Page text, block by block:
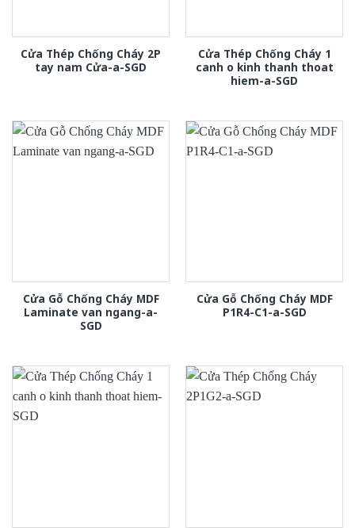
Cửa Thép Chống Cháy 2P
tay nam Cửa-a-SGD
Cửa Thép Chống Cháy 1
canh o kinh thanh thoat
hiem-a-SGD
Cửa Gỗ Chống Cháy MDF
Laminate van ngang-a-
SGD
Cửa Gỗ Chống Cháy MDF
P1R4-C1-a-SGD